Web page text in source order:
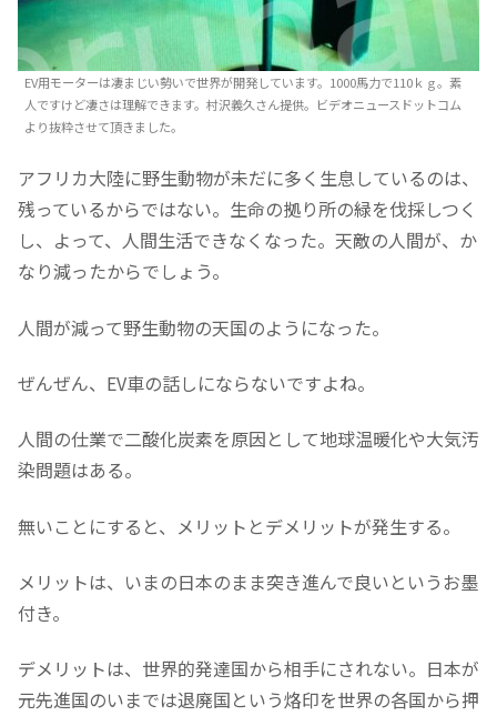
EV用モーターは凄まじい勢いで世界が開発しています。1000馬力で110ｋｇ。素
人ですけど凄さは理解できます。村沢義久さん提供。ビデオニュースドットコム
より抜粋させて頂きました。
アフリカ大陸に野生動物が未だに多く生息しているのは、
残っているからではない。生命の拠り所の緑を伐採しつく
し、よって、人間生活できなくなった。天敵の人間が、か
なり減ったからでしょう。
人間が減って野生動物の天国のようになった。
ぜんぜん、EV車の話しにならないですよね。
人間の仕業で二酸化炭素を原因として地球温暖化や大気汚
染問題はある。
無いことにすると、メリットとデメリットが発生する。
メリットは、いまの日本のまま突き進んで良いというお墨
付き。
デメリットは、世界的発達国から相手にされない。日本が
元先進国のいまでは退廃国という烙印を世界の各国から押